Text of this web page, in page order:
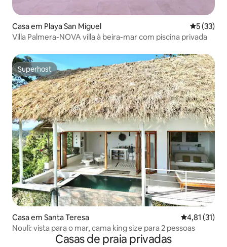
Casa em Playa San Miguel
5 (33)
Villa Palmera-NOVA villa à beira-mar com piscina privada
Superhost
Superhost
Casa em Santa Teresa
4,81 (31)
Nouli: vista para o mar, cama king size para 2 pessoas
Casas de praia privadas